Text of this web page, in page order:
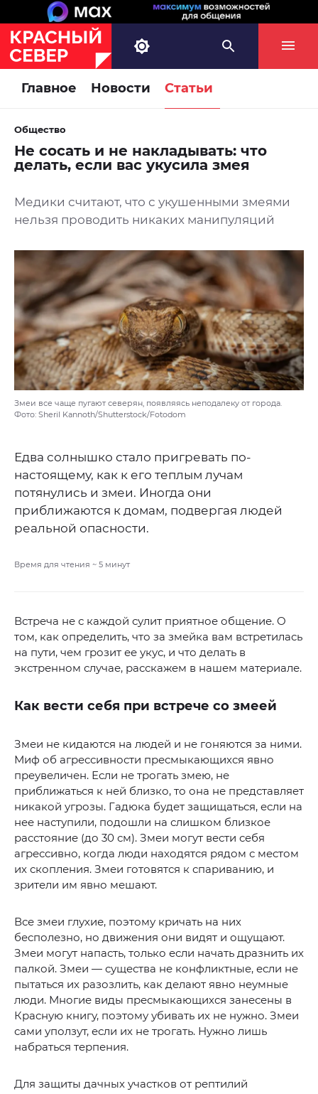
Главное Новости Статьи
Общество
Не сосать и не накладывать: что
делать, если вас укусила змея
Медики считают, что с укушенными змеями
нельзя проводить никаких манипуляций
Змеи все чаще пугают северян, появляясь неподалеку от города.
Фото: Sheril Kannoth/Shutterstock/Fotodom
Едва солнышко стало пригревать по-
настоящему, как к его теплым лучам
потянулись и змеи. Иногда они
приближаются к домам, подвергая людей
реальной опасности.
Время для чтения ~ 5 минут
Встреча не с каждой сулит приятное общение. О
том, как определить, что за змейка вам встретилась
на пути, чем грозит ее укус, и что делать в
экстренном случае, расскажем в нашем материале.
Как вести себя при встрече со змеей
Змеи не кидаются на людей и не гоняются за ними.
Миф об агрессивности пресмыкающихся явно
преувеличен. Если не трогать змею, не
приближаться к ней близко, то она не представляет
никакой угрозы. Гадюка будет защищаться, если на
нее наступили, подошли на слишком близкое
расстояние (до 30 см). Змеи могут вести себя
агрессивно, когда люди находятся рядом с местом
их скопления. Змеи готовятся к спариванию, и
зрители им явно мешают.
Все змеи глухие, поэтому кричать на них
бесполезно, но движения они видят и ощущают.
Змеи могут напасть, только если начать дразнить их
палкой. Змеи — существа не конфликтные, если не
пытаться их разозлить, как делают явно неумные
люди. Многие виды пресмыкающихся занесены в
Красную книгу, поэтому убивать их не нужно. Змеи
сами уползут, если их не трогать. Нужно лишь
набраться терпения.
Для защиты дачных участков от рептилий